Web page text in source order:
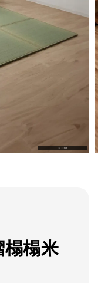
榻榻米